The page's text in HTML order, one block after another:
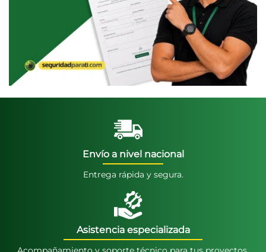
Envío a nivel nacional
Entrega rápida y segura.
Asistencia especializada